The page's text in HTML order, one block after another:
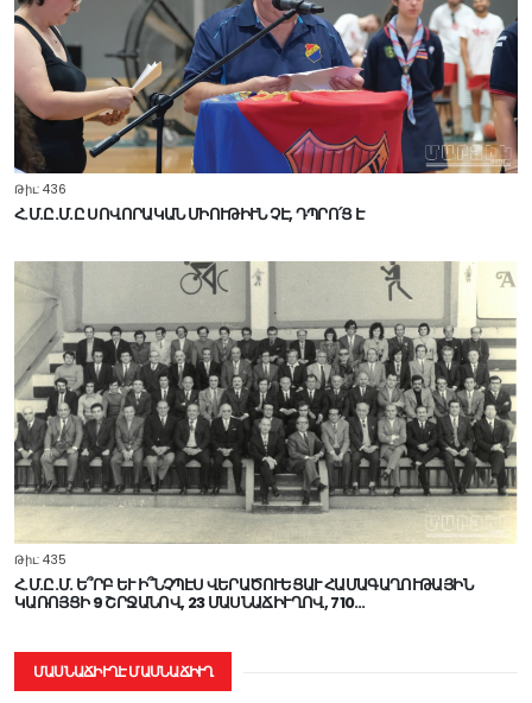
Թիւ: 436
Հ.Մ.Ը.Մ.Ը ՍՈՎՈՐԱԿԱՆ ՄԻՈՒԹԻՒՆ ՉԷ, ԴՊՐՈ՛Ց Է
Թիւ: 435
Հ.Մ.Ը.Մ. Ե՞ՐԲ ԵՒ Ի՞ՆՉՊԷՍ ՎԵՐԱԾՈՒԵՑԱՒ ՀԱՄԱԳԱՂՈՒԹԱՅԻՆ
ԿԱՌՈՅՑԻ 9 ՇՐՋԱՆՈՎ, 23 ՄԱՍՆԱՃԻՒՂՈՎ, 710…
ՄԱՍՆԱՃԻՒՂԷ ՄԱՍՆԱՃԻՒՂ